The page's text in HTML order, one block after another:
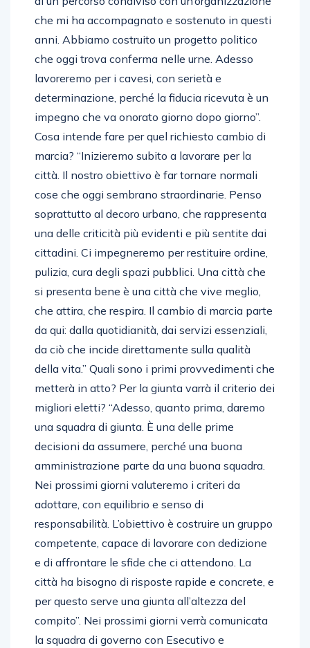
che mi ha accompagnato e sostenuto in questi
anni. Abbiamo costruito un progetto politico
che oggi trova conferma nelle urne. Adesso
lavoreremo per i cavesi, con serietà e
determinazione, perché la fiducia ricevuta è un
impegno che va onorato giorno dopo giorno”.
Cosa intende fare per quel richiesto cambio di
marcia? “Inizieremo subito a lavorare per la
città. Il nostro obiettivo è far tornare normali
cose che oggi sembrano straordinarie. Penso
soprattutto al decoro urbano, che rappresenta
una delle criticità più evidenti e più sentite dai
cittadini. Ci impegneremo per restituire ordine,
pulizia, cura degli spazi pubblici. Una città che
si presenta bene è una città che vive meglio,
che attira, che respira. Il cambio di marcia parte
da qui: dalla quotidianità, dai servizi essenziali,
da ciò che incide direttamente sulla qualità
della vita.” Quali sono i primi provvedimenti che
metterà in atto? Per la giunta varrà il criterio dei
migliori eletti? “Adesso, quanto prima, daremo
una squadra di giunta. È una delle prime
decisioni da assumere, perché una buona
amministrazione parte da una buona squadra.
Nei prossimi giorni valuteremo i criteri da
adottare, con equilibrio e senso di
responsabilità. L’obiettivo è costruire un gruppo
competente, capace di lavorare con dedizione
e di affrontare le sfide che ci attendono. La
città ha bisogno di risposte rapide e concrete, e
per questo serve una giunta all’altezza del
compito”. Nei prossimi giorni verrà comunicata
la squadra di governo con Esecutivo e